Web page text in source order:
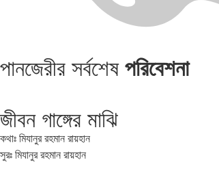
পানজেরীর সর্বশেষ পরিবেশনা
জীবন গাঙ্গের মাঝি
কথাঃ মিযানুর রহমান রায়হান
সুরঃ মিযানুর রহমান রায়হান